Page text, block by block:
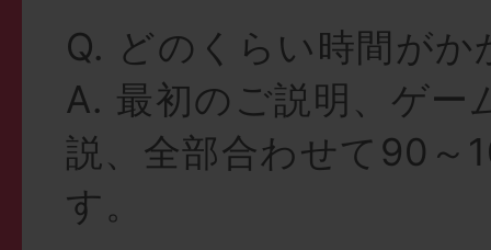
Q. どのくらい時間がか
A. 最初のご説明、ゲー
説、全部合わせて90～
す。